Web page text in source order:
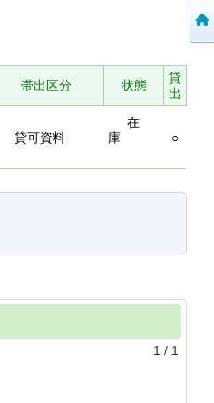
帯出区分 状態
貸
出
貸可資料
在
庫
○
1 / 1